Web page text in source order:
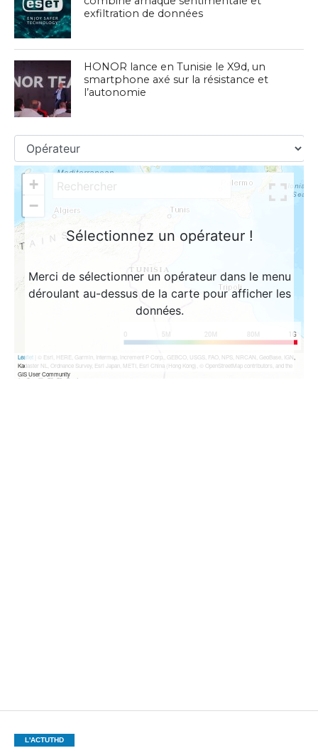
exfiltration de données
HONOR lance en Tunisie le X9d, un
smartphone axé sur la résistance et
l’autonomie
L'ACTUTHD